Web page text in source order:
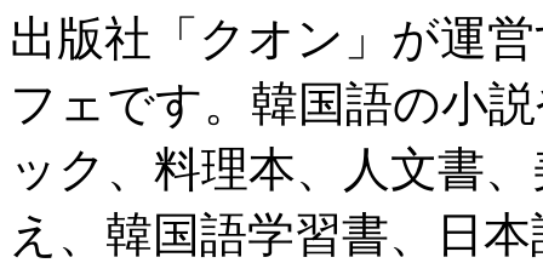
出版社「クオン」が運
フェです。韓国語の小
ック、料理本、人文書
え、韓国語学習書、日